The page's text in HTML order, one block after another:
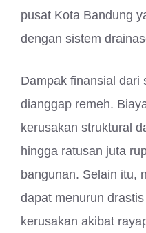
pusat Kota Bandung
dengan sistem
Dampak finansial dari
dianggap remeh.
kerusakan struktural
hingga ratusan juta
bangunan. Selain itu,
dapat menurun
kerusakan akibat